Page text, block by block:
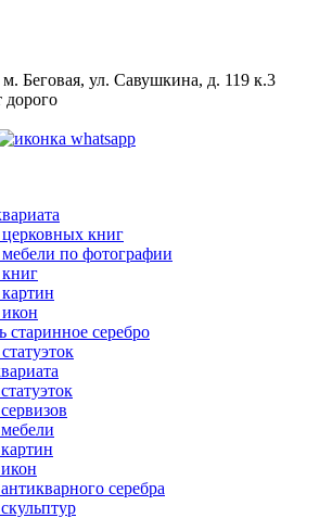
м. Беговая, ул. Савушкина, д. 119 к.3
дорого
книг
по фотографии
старинное серебро
серебра